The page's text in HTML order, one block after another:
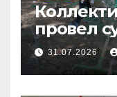
провел
31.07.2026